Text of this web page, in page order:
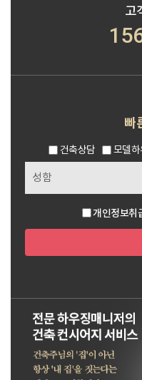
고
빠
건축상담 모델하
개인정보취